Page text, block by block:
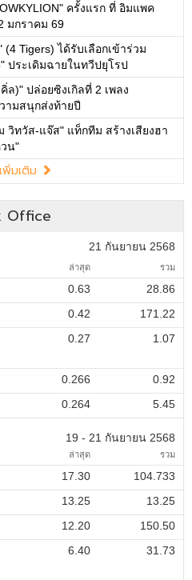
ครั้งแรก ที่ อิมแพค
มกราคม 69
Tigers) ได้รับเลือกเข้าร่วม
ประเดิมฉายในทวีปยุโรป
ล)" ปล่อยซิงเกิลที่ 2 เพลง
ามสนุกส่งท้ายปี
วิทวัส-แจ๊ส" แท็กทีม สร้างเสียงฮา
น"
พิ่มเติม
Office
21 กันยายน 2568
ล่าสุด รวม
0.63
28.86
0.42
171.22
0.27 1.07
0.266
0.92
0.264 5.45
19 - 21 กันยายน 2568
ล่าสุด รวม
17.30
104.733
13.25
13.25
12.20
150.50
6.40 31.73